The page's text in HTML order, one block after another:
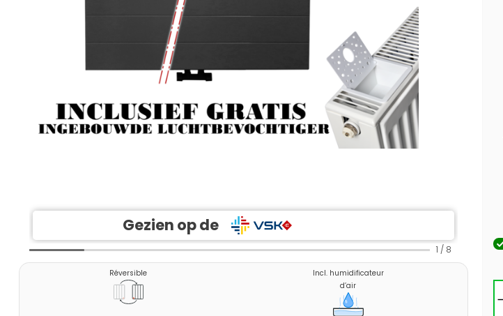
Gezien op de
1 / 8
Réversible
Incl. humidificateur
d’air